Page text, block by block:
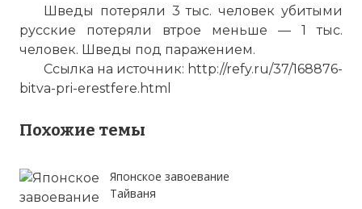
Шведы потеряли 3 тыс. человек убитыми
русские потеряли втрое меньше — 1 тыс.
человек. Шведы под паражением.
Ссылка на источник: http://refy.ru/37/168876-
bitva-pri-erestfere.html
Похожие темы
Японское завоевание
Тайваня
Эрестфер (шведы называют это селение